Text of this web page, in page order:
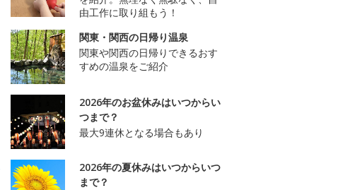
由工作に取り組もう！
関東・関西の日帰り温泉
関東や関西の日帰りできるおす
すめの温泉をご紹介
2026年のお盆休みはいつからい
つまで？
最大9連休となる場合もあり
2026年の夏休みはいつからいつ
まで？